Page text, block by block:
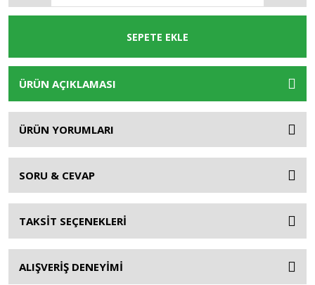
SEPETE EKLE
ÜRÜN AÇIKLAMASI
ÜRÜN YORUMLARI
SORU & CEVAP
TAKSİT SEÇENEKLERİ
ALIŞVERİŞ DENEYİMİ